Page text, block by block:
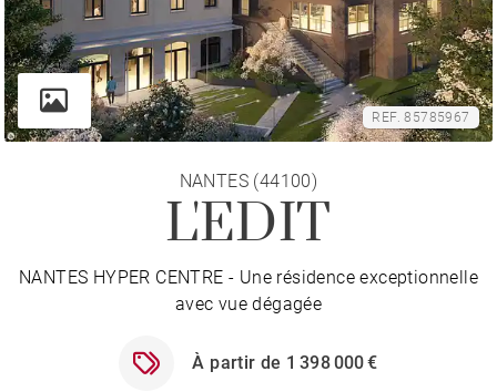
NANTES (44100)
L'EDIT
NANTES HYPER CENTRE - Une résidence exceptionnelle
avec vue dégagée
À partir de 1 398 000 €
REF. 85785967